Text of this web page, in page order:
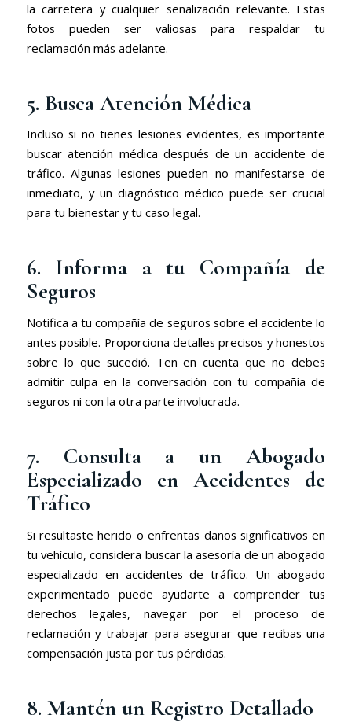
la carretera y cualquier señalización relevante. Estas
fotos pueden ser valiosas para respaldar tu
reclamación más adelante.
5. Busca Atención Médica
Incluso si no tienes lesiones evidentes, es importante
buscar atención médica después de un accidente de
tráfico. Algunas lesiones pueden no manifestarse de
inmediato, y un diagnóstico médico puede ser crucial
para tu bienestar y tu caso legal.
6. Informa a tu Compañía de
Seguros
Notifica a tu compañía de seguros sobre el accidente lo
antes posible. Proporciona detalles precisos y honestos
sobre lo que sucedió. Ten en cuenta que no debes
admitir culpa en la conversación con tu compañía de
seguros ni con la otra parte involucrada.
7. Consulta a un Abogado
Especializado en Accidentes de
Tráfico
Si resultaste herido o enfrentas daños significativos en
tu vehículo, considera buscar la asesoría de un abogado
especializado en accidentes de tráfico. Un abogado
experimentado puede ayudarte a comprender tus
derechos legales, navegar por el proceso de
reclamación y trabajar para asegurar que recibas una
compensación justa por tus pérdidas.
8. Mantén un Registro Detallado